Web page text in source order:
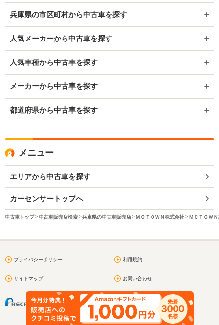
兵庫県の市区町村から中古車を探す
人気メーカーから中古車を探す
人気車種から中古車を探す
メーカーから中古車を探す
都道府県から中古車を探す
メニュー
エリアから中古車を探す
カーセンサートップへ
中古車トップ 中古車販売店検索 兵庫県の中古車販売店 ＭＯＴＯＷＮ株式会社 ＭＯＴＯＷ
プライバシーポリシー 利用規約
サイトマップ お問い合わせ